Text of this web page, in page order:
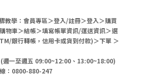
教學：會員專區＞登入/註冊＞登入＞購買
物車＞結帳＞填寫帳單資訊/運送資訊＞選
銀行轉帳，信用卡或貨到付款)＞下單 ＞
週一至週五 09:00~12:00、13:00~18:00)
：0800-880-247